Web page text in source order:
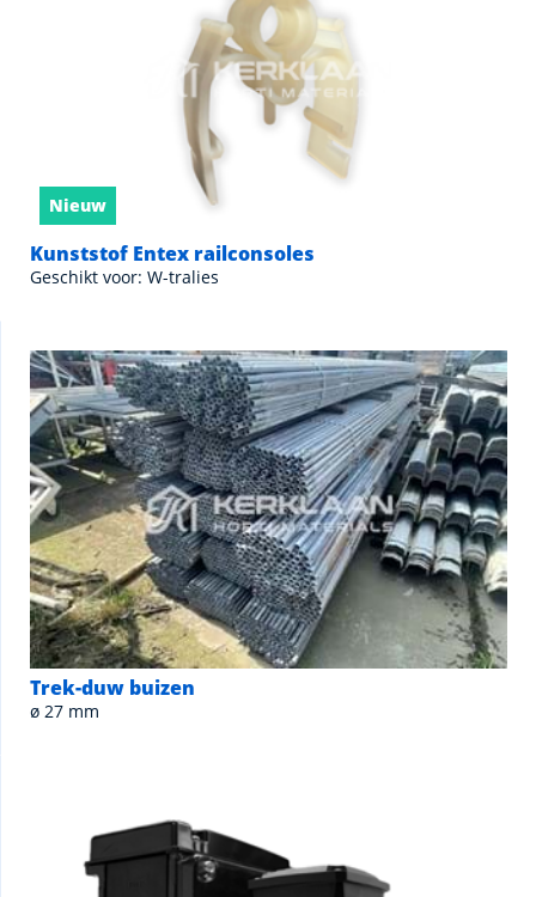
Nieuw
Kunststof Entex railconsoles
Geschikt voor: W-tralies
Trek-duw buizen
ø 27 mm